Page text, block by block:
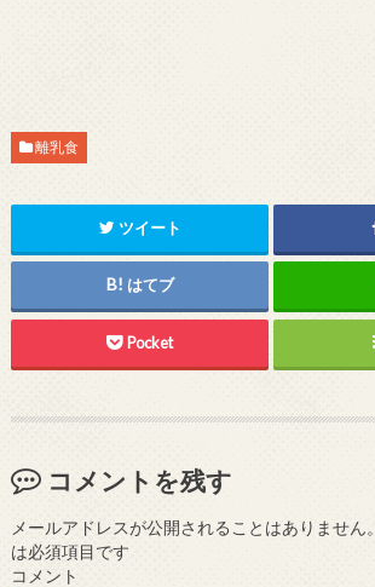
離乳食
ツイート
はてブ
Pocket
コメントを残す
メールアドレスが公開されることはありません。
は必須項目です
コメント